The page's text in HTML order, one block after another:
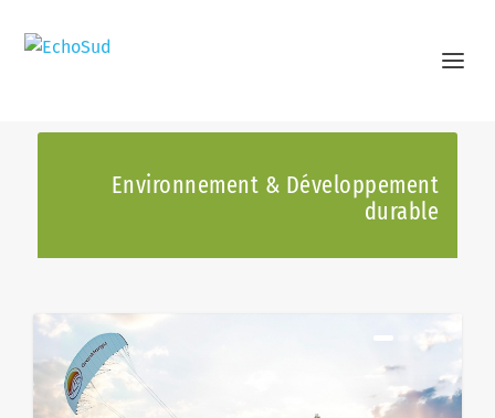
Environnement & Développement
durable